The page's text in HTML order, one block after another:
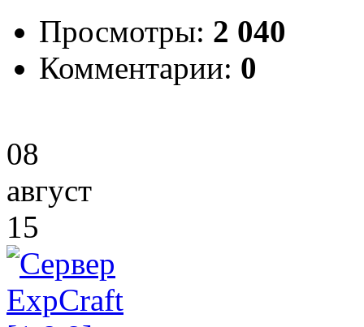
Просмотры: 2 040
Комментарии: 0
08
август
15